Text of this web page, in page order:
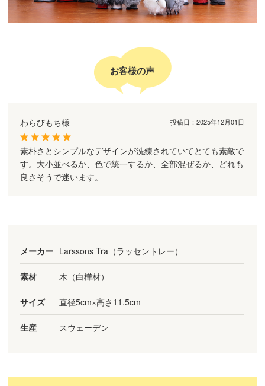
お客様の声
わらびもち様 投稿日：2025年12月01日
素朴さとシンプルなデザインが洗練されていてとても素敵で
す。大小並べるか、色で統一するか、全部混ぜるか、どれも
良さそうで迷います。
メーカー Larssons Tra（ラッセントレー）
素材 木（白樺材）
サイズ 直径5cm×高さ11.5cm
生産 スウェーデン